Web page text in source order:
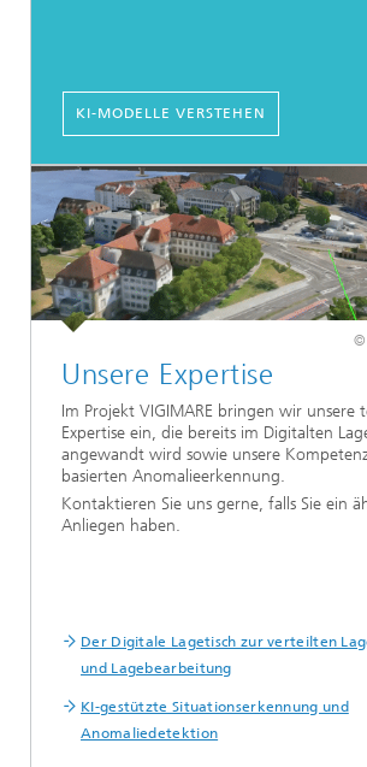
KI-MODELLE VERSTEHEN
©
Unsere Expertise
Im Projekt VIGIMARE bringen wir unsere
Expertise ein, die bereits im Digitalten
angewandt wird sowie unsere
basierten Anomalieerkennung.
Kontaktieren Sie uns gerne, falls Sie ein
Anliegen haben.
Der Digitale Lagetisch zur verteilten
und Lagebearbeitung
KI-gestützte Situationserkennung und
Anomaliedetektion